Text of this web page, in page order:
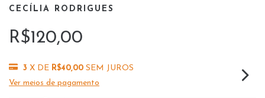
CECÍLIA RODRIGUES
R$120,00
3 X DE R$40,00 SEM JUROS
Ver meios de pagamento